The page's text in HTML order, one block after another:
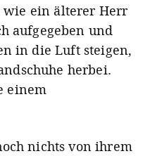
wie ein älterer Herr
aufgegeben und
in die Luft steigen,
herbei.
einem
nichts von ihrem